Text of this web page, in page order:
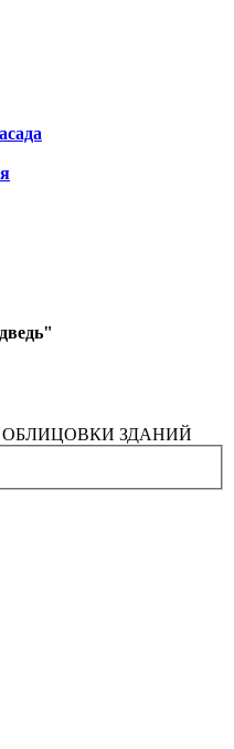
ОБЛИЦОВКИ ЗДАНИЙ